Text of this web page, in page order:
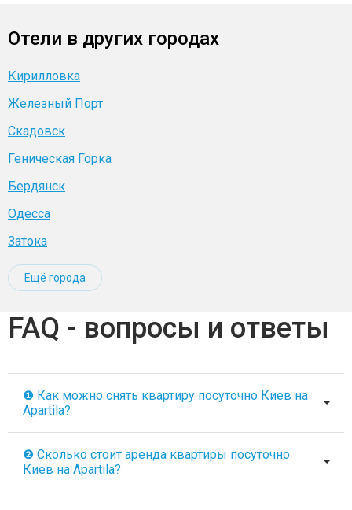
Отели в других городах
Кирилловка
Железный Порт
Скадовск
Геническая Горка
Бердянск
Одесса
Затока
Ещё города
FAQ - вопросы и ответы
❶ Как можно снять квартиру посуточно Киев на
Apartila?
❷ Сколько стоит аренда квартиры посуточно
Киев на Apartila?